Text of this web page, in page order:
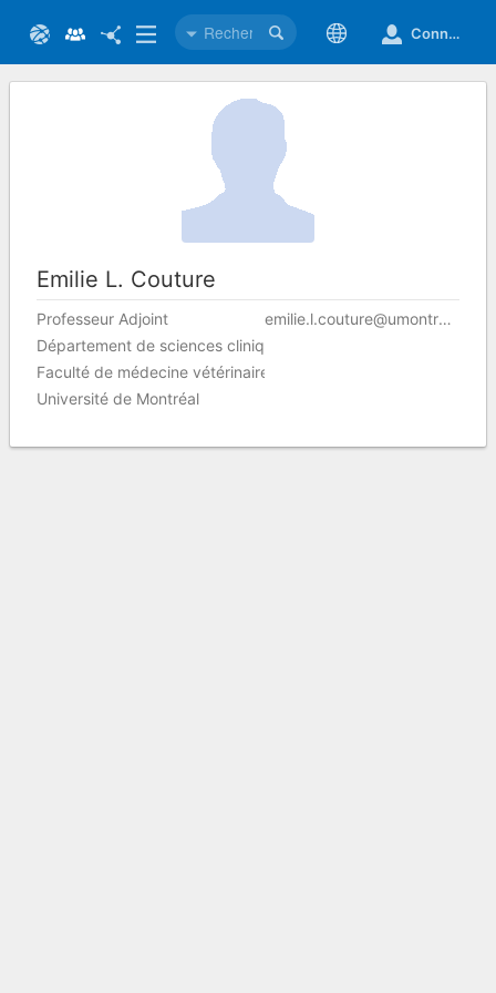
Connexion
Emilie L. Couture
Professeur Adjoint
Département de sciences cliniques
Faculté de médecine vétérinaire
Université de Montréal
emilie.l.couture@umontreal.ca